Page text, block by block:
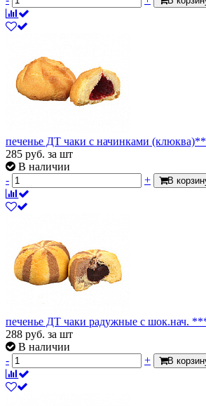
печенье ДТ чаки с начинками
285 руб. за шт
В наличии
-
+ В
печенье ДТ чаки радужные с шок.нач.
288 руб. за шт
В наличии
-
+ В